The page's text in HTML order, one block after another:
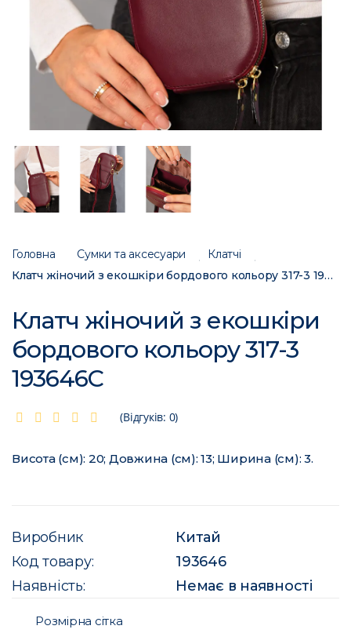
Головна Сумки та аксесуари
Клатчі
Клатч жіночий з екошкіри бордового кольору 317-3 193646C
Клатч жіночий з екошкіри
бордового кольору 317-3
193646C
(Відгуків: 0)
Висота (см): 20; Довжина (см): 13; Ширина (см): 3.
Виробник
Китай
Код товару:
193646
Наявність:
Немає в наявності
Розмірна сітка